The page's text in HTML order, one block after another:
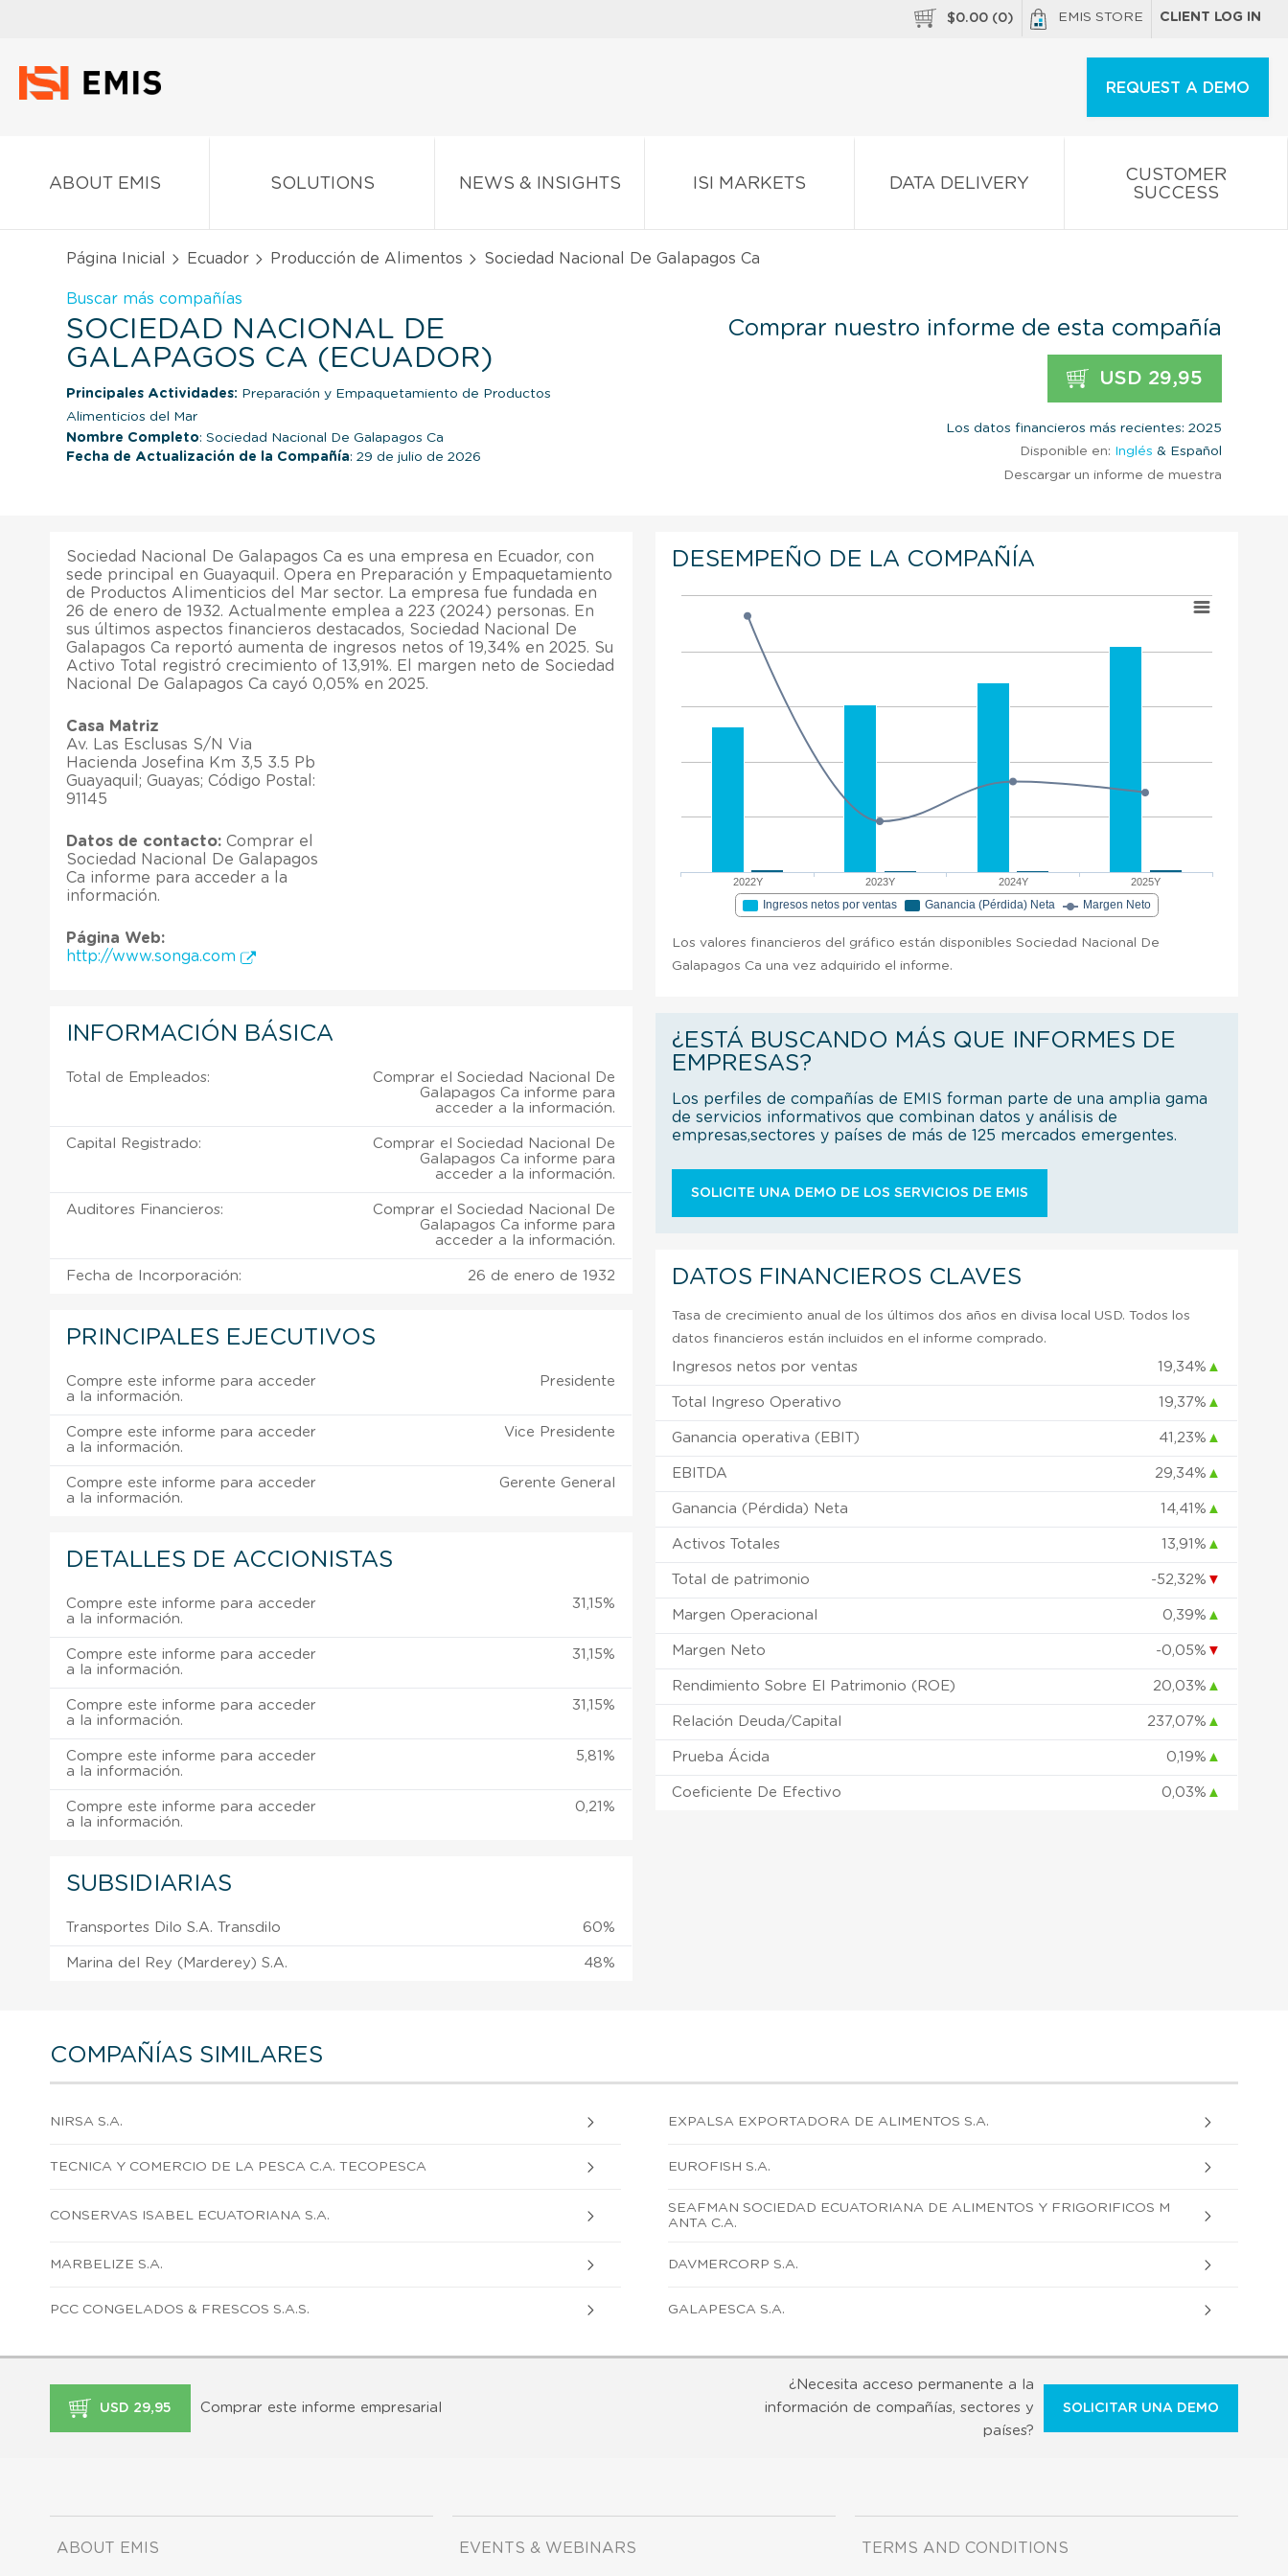
$0.00 (0) EMIS STORE CLIENT LOG IN
REQUEST A DEMO
ABOUT EMIS SOLUTIONS NEWS & INSIGHTS ISI MARKETS DATA DELIVERY
CUSTOMER
SUCCESS
Página Inicial Ecuador Producción de Alimentos Sociedad Nacional De Galapagos Ca
Buscar más compañías
SOCIEDAD NACIONAL DE
GALAPAGOS CA (ECUADOR)
Principales Actividades: Preparación y Empaquetamiento de Productos
Alimenticios del Mar
Nombre Completo: Sociedad Nacional De Galapagos Ca
Fecha de Actualización de la Compañía: 29 de julio de 2026
Comprar nuestro informe de esta compañía
USD 29,95
Los datos financieros más recientes: 2025
Disponible en: Inglés & Español
Descargar un informe de muestra
Sociedad Nacional De Galapagos Ca es una empresa en Ecuador, con
sede principal en Guayaquil. Opera en Preparación y Empaquetamiento
de Productos Alimenticios del Mar sector. La empresa fue fundada en
26 de enero de 1932. Actualmente emplea a 223 (2024) personas. En
sus últimos aspectos financieros destacados, Sociedad Nacional De
Galapagos Ca reportó aumenta de ingresos netos of 19,34% en 2025. Su
Activo Total registró crecimiento of 13,91%. El margen neto de Sociedad
Nacional De Galapagos Ca cayó 0,05% en 2025.
Casa Matriz
Av. Las Esclusas S/N Via
Hacienda Josefina Km 3,5 3.5 Pb
Guayaquil; Guayas; Código Postal:
91145
Datos de contacto: Comprar el
Sociedad Nacional De Galapagos
Ca informe para acceder a la
información.
Página Web:
http://www.songa.com
INFORMACIÓN BÁSICA
Total de Empleados:
Comprar el Sociedad Nacional De
Galapagos Ca informe para
acceder a la información.
Capital Registrado:
Comprar el Sociedad Nacional De
Galapagos Ca informe para
acceder a la información.
Auditores Financieros:
Comprar el Sociedad Nacional De
Galapagos Ca informe para
acceder a la información.
Fecha de Incorporación: 26 de enero de 1932
PRINCIPALES EJECUTIVOS
Compre este informe para acceder
a la información.
Presidente
Compre este informe para acceder
a la información.
Vice Presidente
Compre este informe para acceder
a la información.
Gerente General
DETALLES DE ACCIONISTAS
Compre este informe para acceder
a la información.
31,15%
Compre este informe para acceder
a la información.
31,15%
Compre este informe para acceder
a la información.
31,15%
Compre este informe para acceder
a la información.
5,81%
Compre este informe para acceder
a la información.
0,21%
SUBSIDIARIAS
Transportes Dilo S.A. Transdilo 60%
Marina del Rey (Marderey) S.A. 48%
DESEMPEÑO DE LA COMPAÑÍA
2022Y 2023Y 2024Y 2025Y
Ingresos netos por ventas Ganancia (Pérdida) Neta Margen Neto
Los valores financieros del gráfico están disponibles Sociedad Nacional De
Galapagos Ca una vez adquirido el informe.
¿ESTÁ BUSCANDO MÁS QUE INFORMES DE
EMPRESAS?
Los perfiles de compañías de EMIS forman parte de una amplia gama
de servicios informativos que combinan datos y análisis de
empresas,sectores y países de más de 125 mercados emergentes.
SOLICITE UNA DEMO DE LOS SERVICIOS DE EMIS
DATOS FINANCIEROS CLAVES
Tasa de crecimiento anual de los últimos dos años en divisa local USD. Todos los
datos financieros están incluidos en el informe comprado.
Ingresos netos por ventas 19,34% ▲
Total Ingreso Operativo 19,37% ▲
Ganancia operativa (EBIT) 41,23% ▲
EBITDA 29,34% ▲
Ganancia (Pérdida) Neta 14,41% ▲
Activos Totales 13,91% ▲
Total de patrimonio -52,32% ▼
Margen Operacional 0,39% ▲
Margen Neto -0,05% ▼
Rendimiento Sobre El Patrimonio (ROE) 20,03% ▲
Relación Deuda/Capital 237,07% ▲
Prueba Ácida 0,19% ▲
Coeficiente De Efectivo 0,03% ▲
COMPAÑÍAS SIMILARES
NIRSA S.A. EXPALSA EXPORTADORA DE ALIMENTOS S.A.
TECNICA Y COMERCIO DE LA PESCA C.A. TECOPESCA EUROFISH S.A.
CONSERVAS ISABEL ECUATORIANA S.A.
SEAFMAN SOCIEDAD ECUATORIANA DE ALIMENTOS Y FRIGORIFICOS M
ANTA C.A.
MARBELIZE S.A. DAVMERCORP S.A.
PCC CONGELADOS & FRESCOS S.A.S. GALAPESCA S.A.
USD 29,95 Comprar este informe empresarial
¿Necesita acceso permanente a la
información de compañías, sectores y
países?
SOLICITAR UNA DEMO
ABOUT EMIS EVENTS & WEBINARS TERMS AND CONDITIONS